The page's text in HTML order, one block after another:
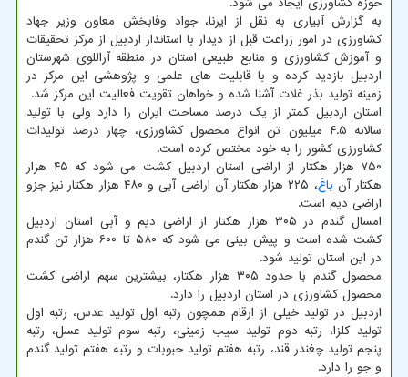
به گزارش آبیاری به نقل از ایرنا، جواد وفابخش معاون وزیر جهاد
کشاورزی در امور زراعت قبل از دیدار با استاندار اردبیل از مرکز تحقیقات
و آموزش کشاورزی و منابع طبیعی استان در منطقه آراللوی شهرستان
اردبیل بازدید کرده و با قابلیت های علمی و پژوهشی این مرکز در
زمینه تولید بذر غلات آشنا شده و خواهان تقویت فعالیت این مرکز شد.
استان اردبیل کمتر از یک درصد مساحت ایران را دارد ولی با تولید
سالانه ۴.۵ میلیون تن انواع محصول کشاورزی، چهار درصد تولیدات
کشاورزی کشور را به خود مختص کرده است.
۷۵۰ هزار هکتار از اراضی استان اردبیل کشت می شود که ۴۵ هزار
هکتار آن باغ
، ۲۲۵ هزار هکتار آن اراضی آبی و ۴۸۰ هزار هکتار نیز جزو
اراضی دیم است.
امسال گندم در ۳۰۵ هزار هکتار از اراضی دیم و آبی استان اردبیل
کشت شده است و پیش بینی می شود که ۵۸۰ تا ۶۰۰ هزار تن گندم
در این استان تولید شود.
محصول گندم با حدود ۳۰۵ هزار هکتار، بیشترین سهم اراضی کشت
محصول کشاورزی در استان اردبیل را دارد.
اردبیل در تولید خیلی از ارقام همچون رتبه اول تولید عدس، رتبه اول
تولید کلزا، رتبه دوم تولید سیب زمینی، رتبه سوم تولید عسل، رتبه
پنجم تولید چغندر قند، رتبه هفتم تولید حبوبات و رتبه هفتم تولید گندم
و جو را دارد.